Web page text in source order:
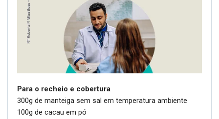
Para o recheio e cobertura
300g de manteiga sem sal em temperatura ambiente
100g de cacau em pó